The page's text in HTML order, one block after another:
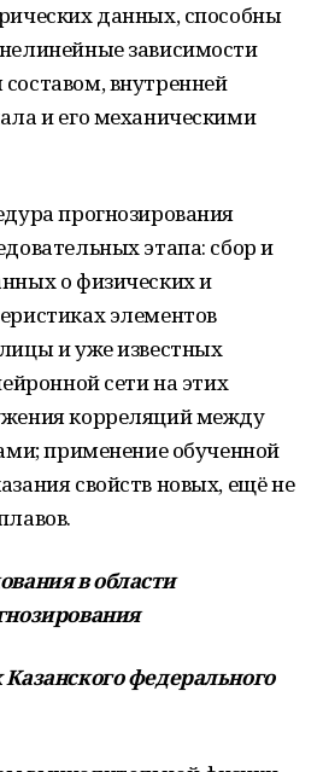
данных, способны
зависимости
внутренней
и его механическими
прогнозирования
этапа: сбор и
о физических и
элементов
и уже известных
сети на этих
корреляций между
применение обученной
свойств новых, ещё не
в области
федерального